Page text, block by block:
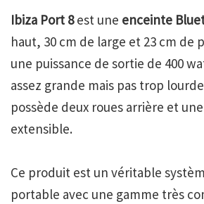
Ibiza Port 8est une enceinte
haut, 30 cm de large et 23 cm de
une puissance de sortie de 400
assez grande mais pas trop
possède deux roues arrière et
extensible.
Ce produit est un véritable
portable avec une gamme très